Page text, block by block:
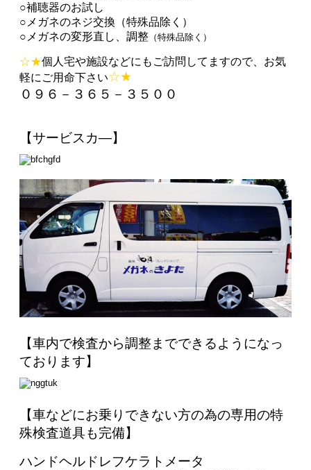
○補聴器のお試し
○メガネのネジ交換（特殊品除く）
○メガネの変形直し、調整 （特殊品除く）
☆★個人宅や施設などにもご訪問してますので、お気
軽にご用命下さい☆★
０９６－３６５－３５００
【サービスカ―】
【車内で検査から調整までできるようになっ
ております】
【車などにお乗りできない方の為の専用の特
殊検査道具も完備】
ハンドヘルドレフケラトメータ